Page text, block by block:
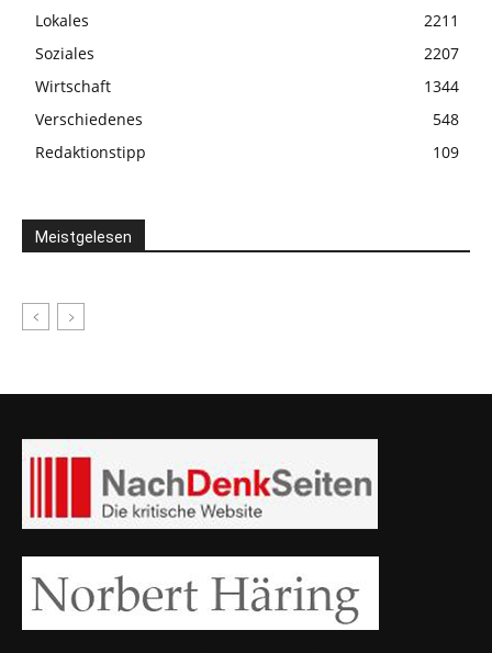
Lokales
2211
Soziales
2207
Wirtschaft
1344
Verschiedenes
548
Redaktionstipp
109
Meistgelesen